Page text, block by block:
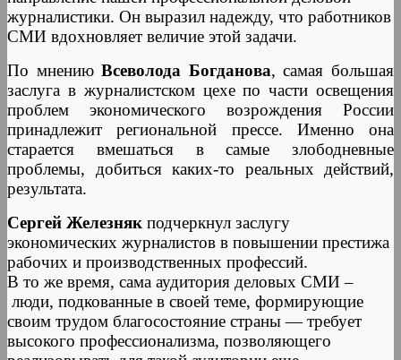
журналистики. Он выразил надежду, что работников
СМИ вдохновляет величие этой задачи.
По мнениюВсеволода Богданова, самая большая
заслуга в журналистском цехе по части освещения
проблем экономического возрождения России
принадлежит региональной прессе. Именно она
старается вмешаться в самые злободневные
проблемы, добиться каких-то реальных действий,
результата.
Сергей Железняк подчеркнул заслугу
экономических журналистов в повышении престижа
рабочих и производственных профессий.
В то же время, сама аудитория деловых СМИ –
люди, подкованные в своей теме, формирующие
своим трудом благосостояние страны — требует
высокого профессионализма, позволяющего